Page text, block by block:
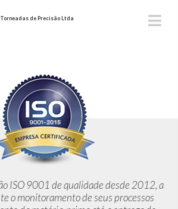
de Precisão Ltda
ISO 9001 de qualidade desde 2012,a
o monitoramento de seus processos